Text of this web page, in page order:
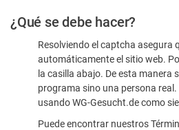
¿Qué se debe hacer?
Resolviendo el captcha asegura
automáticamente el sitio web.
la casilla abajo. De esta manera
programa sino una persona real.
usando WG-Gesucht.de como
Puede encontrar nuestros